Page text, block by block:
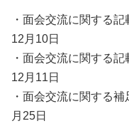
・面会交流に関する
12月10日
・面会交流に関する
12月11日
・面会交流に関する
月25日